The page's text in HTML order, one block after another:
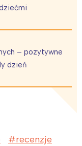
– pozytywne
dzień
recenzje